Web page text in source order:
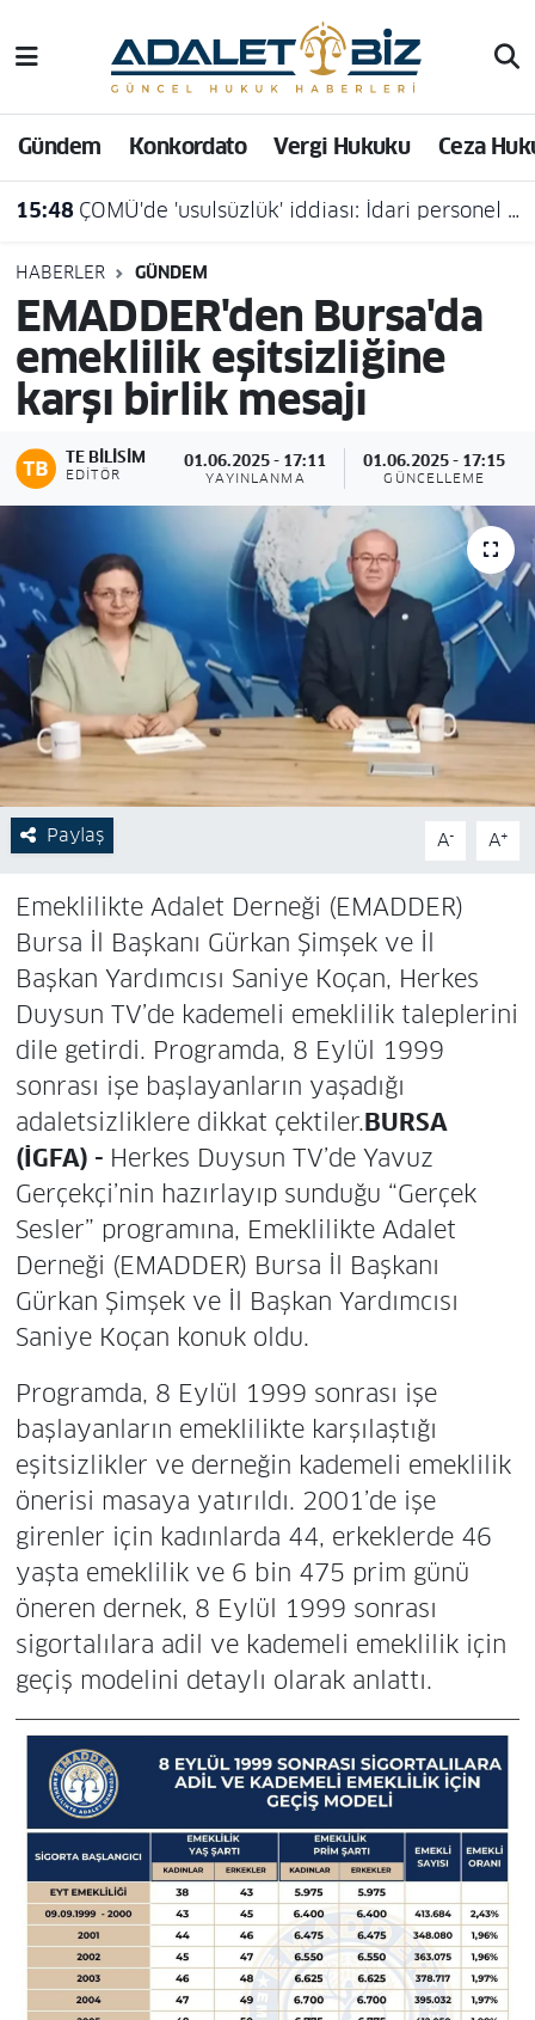
Gündem Konkordato Vergi Hukuku Ceza
15:48 ÇOMÜ'de 'usulsüzlük' iddiası: İdari personel açığa alındı
HABERLER GÜNDEM
EMADDER'den Bursa'da
emeklilik eşitsizliğine
karşı birlik mesajı
TE BILISIM
EDITÖR
01.06.2025 - 17:11
YAYINLANMA
01.06.2025 - 17:15
GÜNCELLEME
Paylaş A- A+
Emeklilikte Adalet Derneği (EMADDER)
Bursa İl Başkanı Gürkan Şimşek ve İl
Başkan Yardımcısı Saniye Koçan, Herkes
Duysun TV’de kademeli emeklilik taleplerini
dile getirdi. Programda, 8 Eylül 1999
sonrası işe başlayanların yaşadığı
adaletsizliklere dikkat çektiler.BURSA
(İGFA) - Herkes Duysun TV’de Yavuz
Gerçekçi’nin hazırlayıp sunduğu “Gerçek
Sesler” programına, Emeklilikte Adalet
Derneği (EMADDER) Bursa İl Başkanı
Gürkan Şimşek ve İl Başkan Yardımcısı
Saniye Koçan konuk oldu.
Programda, 8 Eylül 1999 sonrası işe
başlayanların emeklilikte karşılaştığı
eşitsizlikler ve derneğin kademeli emeklilik
önerisi masaya yatırıldı. 2001’de işe
girenler için kadınlarda 44, erkeklerde 46
yaşta emeklilik ve 6 bin 475 prim günü
öneren dernek, 8 Eylül 1999 sonrası
sigortalılara adil ve kademeli emeklilik için
geçiş modelini detaylı olarak anlattı.
Hava Durumu
Trafik Durumu
Süper Lig Puan Durumu ve Fikstür
Tüm Manşetler
Son Dakika Haberleri
Haber Arşivi